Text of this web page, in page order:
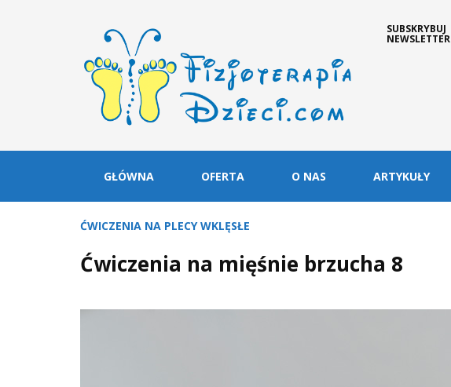
SUBSKRYBUJ
NEWSLETTER
GŁÓWNA OFERTA O NAS ARTYKUŁY
ĆWICZENIA NA PLECY WKLĘSŁE
Ćwiczenia na mięśnie brzucha 8